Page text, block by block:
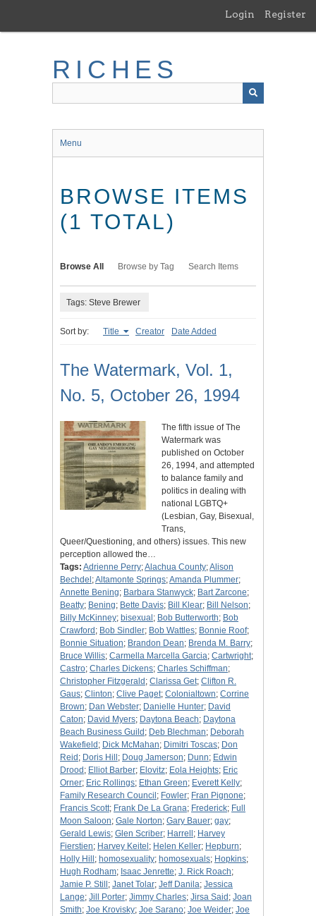
main
Login Register
RICHES
Menu
BROWSE ITEMS
(1 TOTAL)
Browse All Browse by Tag Search Items
Tags: Steve Brewer
Sort by: Title Creator Date Added
The Watermark, Vol. 1,
No. 5, October 26, 1994
The fifth issue of The
Watermark was
published on October
26, 1994, and attempted
to balance family and
politics in dealing with
national LGBTQ+
(Lesbian, Gay, Bisexual,
Trans,
Queer/Questioning, and others) issues. This new
perception allowed the…
Tags: Adrienne Perry;Alachua County;Alison
Bechdel ;Altamonte Springs;Amanda Plummer;
Annette Bening; Barbara Stanwyck; Bart Zarcone;
Beatty; Bening; Bette Davis; Bill Klear; Bill Nelson;
Billy McKinney; bisexual ; Bob Butterworth; Bob
Crawford ; Bob Sindler; Bob Wattles; Bonnie Roof;
Bonnie Situation; Brandon Dean; Brenda M. Barry;
Bruce Willis; Carmella Marcella Garcia; Cartwright;
Castro; Charles Dickens; Charles Schiffman;
Christopher Fitzgerald ; Clarissa Get; Clifton R.
Gaus; Clinton; Clive Paget; Colonialtown; Corrine
Brown; Dan Webster; Danielle Hunter; David
Caton; David Myers; Daytona Beach; Daytona
Beach Business Guild ; Deb Blechman; Deborah
Wakefield ; Dick McMahan; Dimitri Toscas; Don
Reid ; Doris Hill ; Doug Jamerson; Dunn; Edwin
Drood ; Elliot Barber; Elovitz; Eola Heights; Eric
Orner; Eric Rollings; Ethan Green; Everett Kelly;
Family Research Council ; Fowler; Fran Pignone;
Francis Scott; Frank De La Grana; Frederick; Full
Moon Saloon; Gale Norton; Gary Bauer; gay;
Gerald Lewis; Glen Scriber; Harrell ; Harvey
Fierstien; Harvey Keitel ; Helen Keller; Hepburn;
Holly Hill ; homosexuality; homosexuals; Hopkins;
Hugh Rodham; Isaac Jenrette; J. Rick Roach;
Jamie P. Still ; Janet Tolar; Jeff Danila; Jessica
Lange; Jill Porter; Jimmy Charles; Jirsa Said ; Joan
Smith; Joe Krovisky; Joe Sarano; Joe Weider; Joe